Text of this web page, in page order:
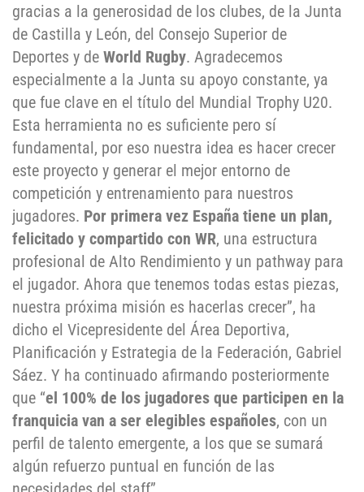
gracias a la generosidad de los clubes, de la Junta
de Castilla y León, del Consejo Superior de
Deportes y de World Rugby. Agradecemos
especialmente a la Junta su apoyo constante, ya
que fue clave en el título del Mundial Trophy U20.
Esta herramienta no es suficiente pero sí
fundamental, por eso nuestra idea es hacer crecer
este proyecto y generar el mejor entorno de
competición y entrenamiento para nuestros
jugadores. Por primera vez España tiene un plan,
felicitado y compartido con WR, una estructura
profesional de Alto Rendimiento y un pathway para
el jugador. Ahora que tenemos todas estas piezas,
nuestra próxima misión es hacerlas crecer”, ha
dicho el Vicepresidente del Área Deportiva,
Planificación y Estrategia de la Federación, Gabriel
Sáez. Y ha continuado afirmando posteriormente
que “el 100% de los jugadores que participen en la
franquicia van a ser elegibles españoles, con un
perfil de talento emergente, a los que se sumará
algún refuerzo puntual en función de las